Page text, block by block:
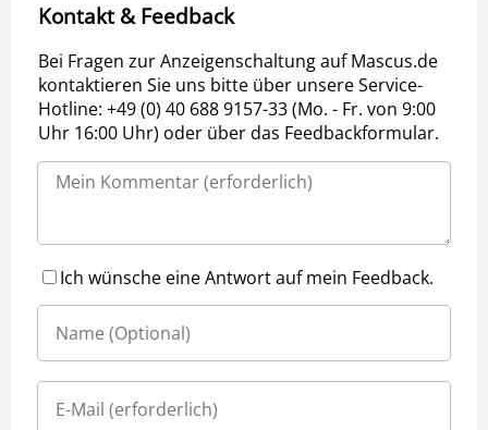
Kontakt & Feedback
Bei Fragen zur Anzeigenschaltung auf Mascus.de
kontaktieren Sie uns bitte über unsere Service-
Hotline: +49 (0) 40 688 9157-33 (Mo. - Fr. von 9:00
Uhr 16:00 Uhr) oder über das Feedbackformular.
Ich wünsche eine Antwort auf mein Feedback.